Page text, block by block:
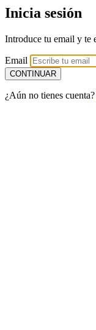
Inicia sesión
Introduce tu email y te
Email
¿Aún no tienes cuenta?